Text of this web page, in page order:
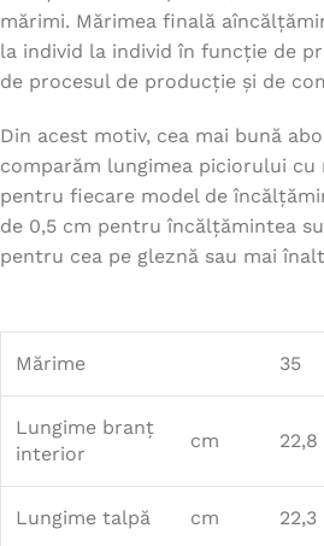
mărimi. Mărimea finală
la individ la individ în funcție de
de procesul de producție și de
Din acest motiv, cea mai bună
comparăm lungimea piciorului cu
pentru fiecare model de
de 0,5 cm pentru încălțămintea
pentru cea pe gleznă sau mai
Mărime 35
Lungime branț
interior
cm 22,8
Lungime talpă cm 22,3